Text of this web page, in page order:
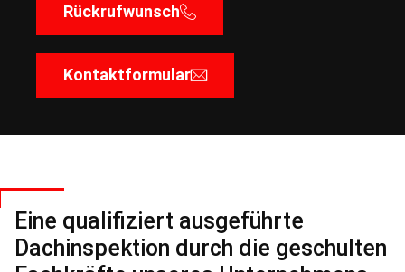
Rückrufwunsch
Kontaktformular
Eine qualifiziert ausgeführte
Dachinspektion durch die geschulten